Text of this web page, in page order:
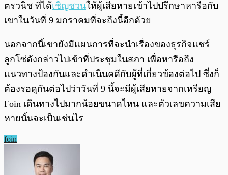
ตรวนิช ที่ได้เชิญชวนให้ผู้เสียหายเข้าไปปรึกษาหารือกับ
เขาในวันที่ 9 มกราคมที่จะถึงนี้อีกด้วย
นอกจากนี้เขายังมีแผนการที่จะนำเรื่องของธุรกิจแชร์
ลูกโซ่ดังกล่าวไปเข้าที่ประชุมในสภา เพื่อหารือถึง
แนวทางป้องกันและดำเนินคดีกับผู้ที่เกี่ยวข้องต่อไป ซึ่งก็
ต้องรอดูกันต่อไปว่าวันที่ 9 นี้จะมีผู้เสียหายจากเหรียญ
Foin เดินทางไปมากน้อยขนาดไหน และตัวเลขความเสีย
หายนั้นจะเป็นเช่นไร
foin